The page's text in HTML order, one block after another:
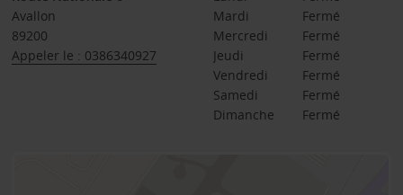
Avallon
89200
Appeler le : 0386340927
Mardi
Fermé
Mercredi
Fermé
Jeudi
Fermé
Vendredi
Fermé
Samedi
Fermé
Dimanche
Fermé